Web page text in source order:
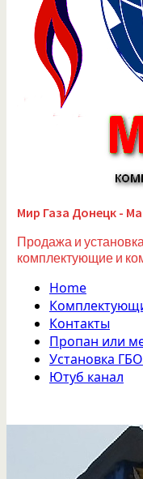
Мир Газа Донецк -
Продажа и
комплектующие и
Home
Контакты
Пропан или
Установка ГБО
Ютуб канал